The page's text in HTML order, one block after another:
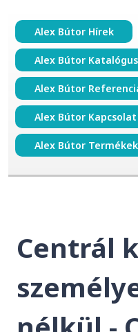
Alex Bútor Hírek
Alex Bútor
Alex Bútor
Alex Bútor
Alex Bútor Termékek
Centrál